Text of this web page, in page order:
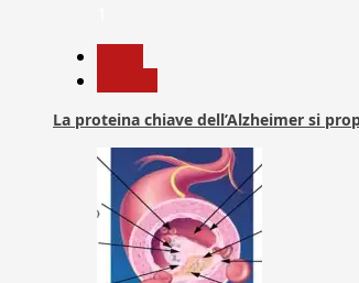
La proteina chiave dell’Alzheimer si